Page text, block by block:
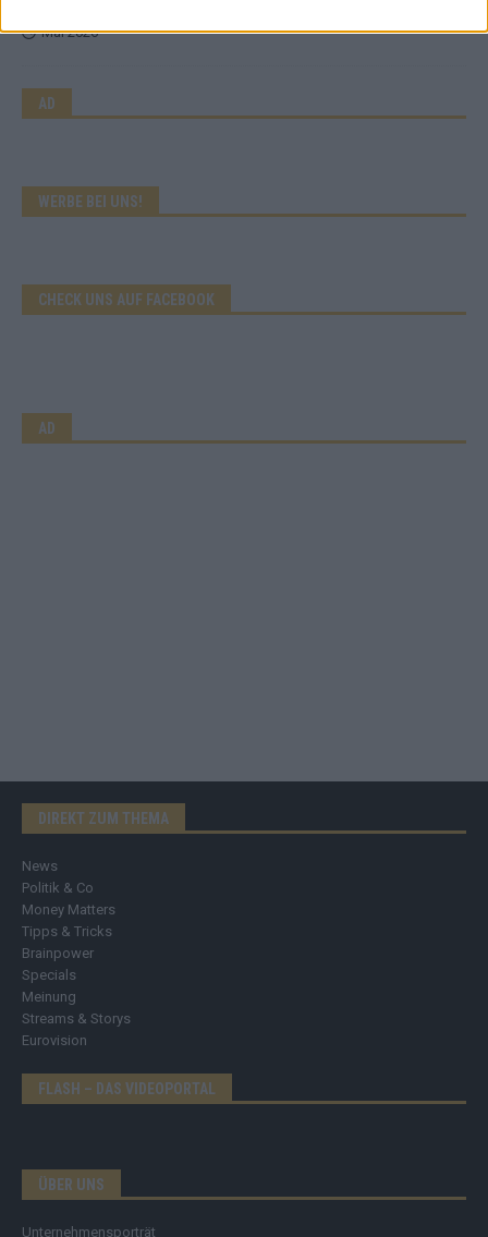
Mai 2026
AD
WERBE BEI UNS!
CHECK UNS AUF FACEBOOK
AD
DIREKT ZUM THEMA
News
Politik & Co
Money Matters
Tipps & Tricks
Brainpower
Specials
Meinung
Streams & Storys
Eurovision
FLASH – DAS VIDEOPORTAL
ÜBER UNS
Unternehmensporträt